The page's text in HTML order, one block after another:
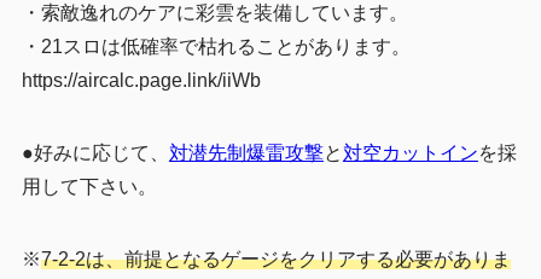
・索敵逸れのケアに彩雲を装備しています。
・21スロは低確率で枯れることがあります。
https://aircalc.page.link/iiWb
●好みに応じて、 対潜先制爆雷攻撃と対空カットインを採
用して下さい。
※7-2-2は、前提となるゲージをクリアする必要がありま